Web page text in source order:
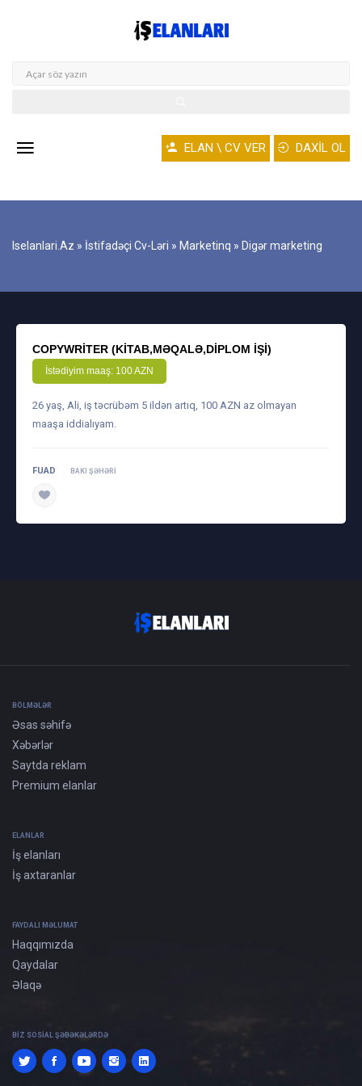
ELAN \ CV VER DAXİL OL
Iselanlari.az » İstifadəçi Cv-Ləri » Marketinq » Digər marketing
COPYWRITER (KITAB,MƏQALƏ,DIPLOM IŞI)
İstədiyim maaş: 100 AZN
26 yaş, Ali, iş təcrübəm 5 ildən artıq, 100 AZN az olmayan
maaşa iddialıyam.
FUAD BAKI ŞƏHƏRI
BÖLMƏLƏR
Əsas səhifə
Xəbərlər
Saytda reklam
Premium elanlar
ELANLAR
İş elanları
İş axtaranlar
FAYDALI MƏLUMAT
Haqqımızda
Qaydalar
Əlaqə
BIZ SOSIAL ŞƏBƏKƏLƏRDƏ